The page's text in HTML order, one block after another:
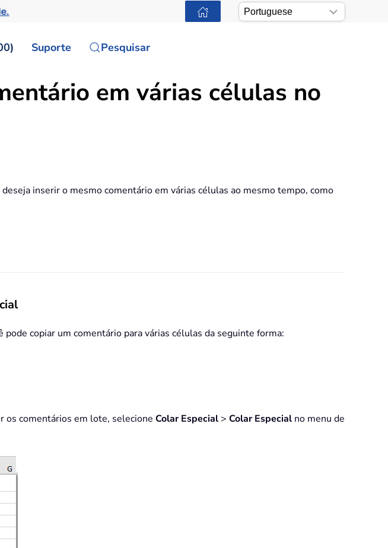
Suporte Pesquisar
em várias células no
inserir o mesmo comentário em várias células ao mesmo tempo, como
copiar um comentário para várias células da seguinte forma:
os comentários em lote, selecione Colar Especial > Colar Especial no menu de